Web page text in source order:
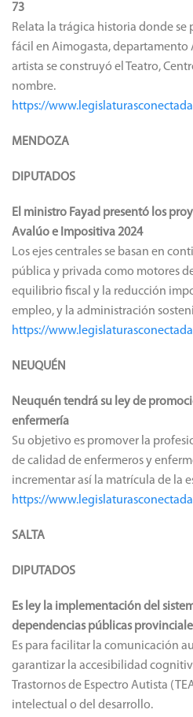
73
Relata la trágica historia donde
fácil en Aimogasta, departamento
artista se construyó el Teatro,
nombre.
https://
MENDOZA
DIPUTADOS
El ministro Fayad presentó los
Avalúo e Impositiva 2024
Los ejes centrales se basan en
pública y privada como motores
equilibrio fiscal y la reducción
empleo, y la administración
https://
NEUQUÉN
Neuquén tendrá su ley de
enfermería
Su objetivo es promover la
de calidad de enfermeros y
incrementar así la matrícula de la
https://
SALTA
DIPUTADOS
Es ley la implementación del
dependencias públicas
Es para facilitar la comunicación
garantizar la accesibilidad
Trastornos de Espectro Autista
intelectual o del desarrollo.